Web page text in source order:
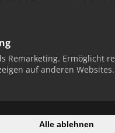
Remarketing. Ermöglicht
auf anderen Websites.
Alle ablehnen
Sie Ihr Profil, bearbeiten